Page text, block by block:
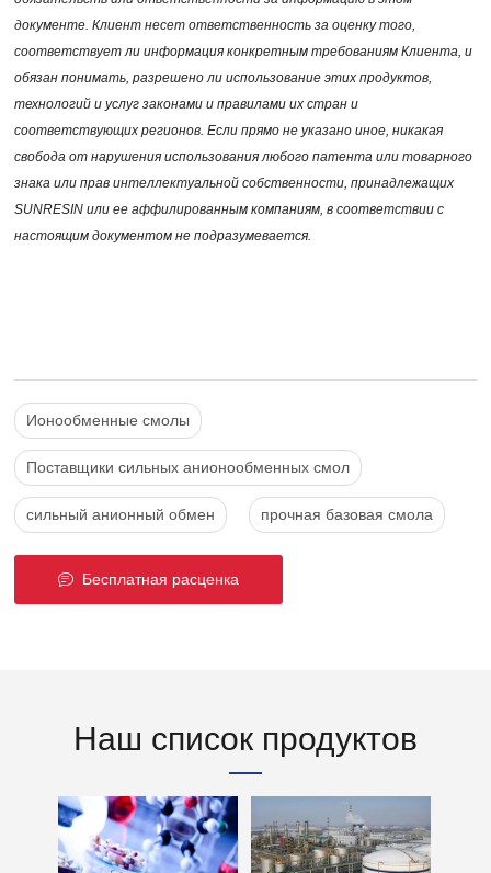
документе. Клиент несет ответственность за оценку того,
соответствует ли информация конкретным требованиям Клиента, и
обязан понимать, разрешено ли использование этих продуктов,
технологий и услуг законами и правилами их стран и
соответствующих регионов. Если прямо не указано иное, никакая
свобода от нарушения использования любого патента или товарного
знака или прав интеллектуальной собственности, принадлежащих
SUNRESIN или ее аффилированным компаниям, в соответствии с
настоящим документом не подразумевается.
Ионообменные смолы
Поставщики сильных анионообменных смол
сильный анионный обмен прочная базовая смола
Бесплатная расценка
Наш список продуктов